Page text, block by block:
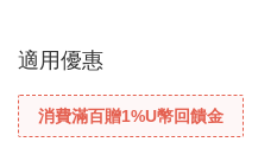
適用優惠
消費滿百贈1%U幣回饋金